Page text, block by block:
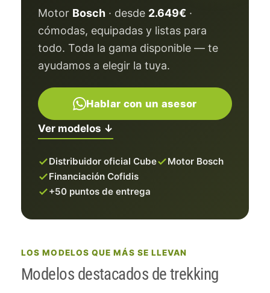
Motor Bosch · desde 2.649€ ·
cómodas, equipadas y listas para
todo. Toda la gama disponible — te
ayudamos a elegir la tuya.
Hablar con un asesor
Ver modelos ↓
Distribuidor oficial Cube
Motor Bosch
Financiación Cofidis
+50 puntos de entrega
LOS MODELOS QUE MÁS SE LLEVAN
Modelos destacados de trekking